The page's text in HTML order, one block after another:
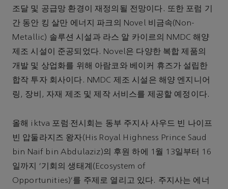
조달 및 공급망 환경이 재정의될 전망이다. 또한 포럼 기
간 동안 킹 살만 에너지 파크의 Novel 비금속(Non-
Metallic) 솔루션 시설과 라스 알 카이르의 NMDC 해양
제조 시설이 준공되었다. Novel은 다양한 복합 제품의
개발 및 상업화를 위해 아람코와 베이커 휴즈가 설립한
합작 투자 회사이다. NMDC 제조 시설은 해양 엔지니어
링, 장비, 자재 제조 및 제작 서비스를 제공할 예정이다.
올해 iktva 포럼·전시회는 동부 주지사 사우드 빈 나이프
빈 압둘라지즈 왕자(His Royal Highness Prince Saud
bin Naif bin Abdulaziz)의 후원 하에 1월 13일부터 16
일까지 ‘기회의 생태계(Ecosystem of
Opportunities)’를 주제로 열리고 있다. 주지사는 에너